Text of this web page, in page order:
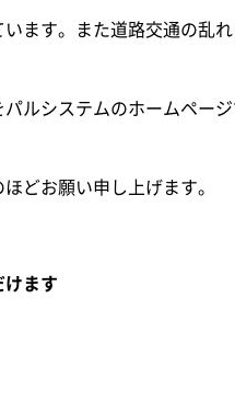
ます。また道路交通の乱
ルシステムのホームペー
どお願い申し上げます。
ます